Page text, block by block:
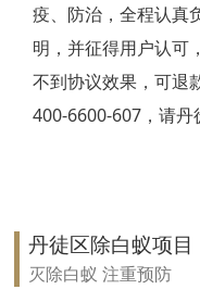
泰兴白蚁防治
扬州白蚁防治
宝应白蚁防治
镇江白蚁防治
疫、防治，全程认真
明，并征得用户认可
不到协议效果，可退
400-6600-607，请丹
丹徒区除白蚁项目
灭除白蚁 注重预防